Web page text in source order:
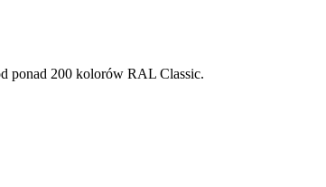
ponad 200 kolorów RAL Classic.